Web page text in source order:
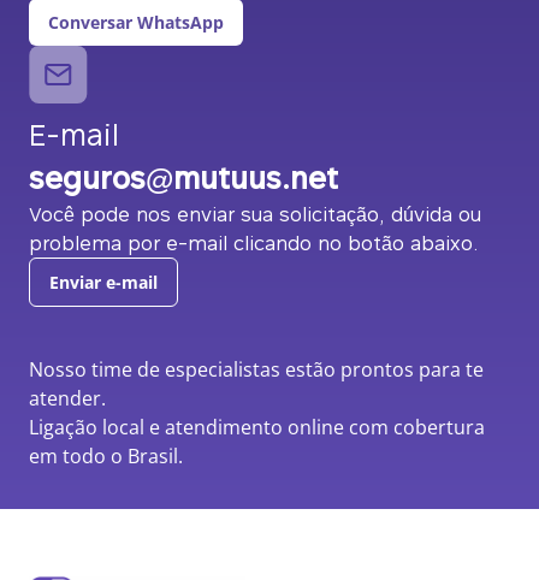
Conversar WhatsApp
E-mail
seguros@mutuus.net
Você pode nos enviar sua solicitação, dúvida ou
problema por e-mail clicando no botão abaixo.
Enviar e-mail
Nosso time de especialistas estão prontos para te
atender.
Ligação local e atendimento online com cobertura
em todo o Brasil.